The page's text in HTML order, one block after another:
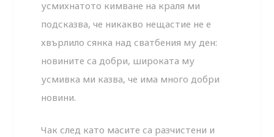
усмихнатото кимване на краля ми
подсказва, че никакво нещастие не е
хвърлило сянка над сватбения му ден:
новините са добри, широката му
усмивка ми казва, че има много добри
новини.
Чак след като масите са разчистени и